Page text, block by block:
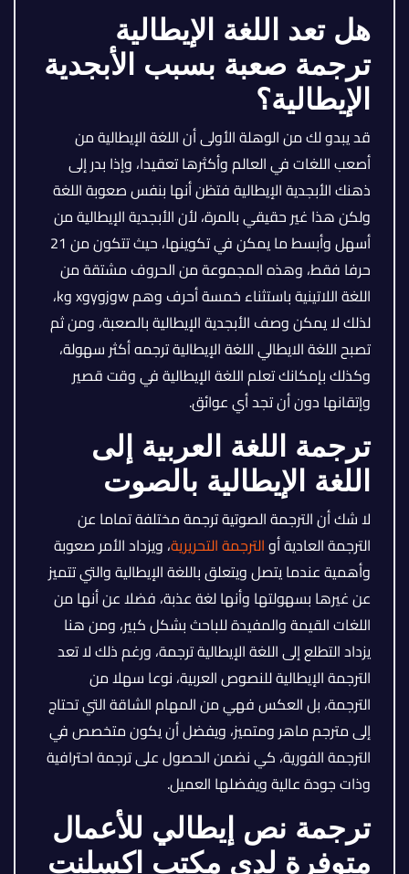
هل تعد اللغة الإيطالية
ترجمة صعبة بسبب الأبجدية
الإيطالية؟
قد يبدو لك من الوهلة الأولى أن اللغة الإيطالية من
أصعب اللغات في العالم وأكثرها تعقيدا، وإذا بدر إلى
ذهنك الأبجدية الإيطالية فتظن أنها بنفس صعوبة اللغة
ولكن هذا غير حقيقي بالمرة، لأن الأبجدية الإيطالية من
أسهل وأبسط ما يمكن في تكوينها، حيث تتكون من 21
حرفا فقط، وهذه المجموعة من الحروف مشتقة من
اللغة اللاتينية باستثناء خمسة أحرف وهم wوjوyوx وk،
لذلك لا يمكن وصف الأبجدية الإيطالية بالصعبة، ومن ثم
تصبح اللغة الايطالي اللغة الإيطالية ترجمه أكثر سهولة،
وكذلك بإمكانك تعلم اللغة الإيطالية في وقت قصير
وإتقانها دون أن تجد أي عوائق.
ترجمة اللغة العربية إلى
اللغة الإيطالية بالصوت
لا شك أن الترجمة الصوتية ترجمة مختلفة تماما عن
الترجمة العادية أوالترجمة التحريرية، ويزداد الأمر صعوبة
وأهمية عندما يتصل ويتعلق باللغة الإيطالية والتي تتميز
عن غيرها بسهولتها وأنها لغة عذبة، فضلا عن أنها من
اللغات القيمة والمفيدة للباحث بشكل كبير، ومن هنا
يزداد التطلع إلى اللغة الإيطالية ترجمة، ورغم ذلك لا تعد
الترجمة الإيطالية للنصوص العربية، نوعا سهلا من
الترجمة، بل العكس فهي من المهام الشاقة التي تحتاج
إلى مترجم ماهر ومتميز، ويفضل أن يكون متخصص في
الترجمة الفورية، كي نضمن الحصول على ترجمة احترافية
وذات جودة عالية ويفضلها العميل.
ترجمة نص إيطالي للأعمال
متوفرة لدى مكتب اكسلنت